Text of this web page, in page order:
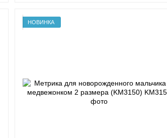
НОВИНКА